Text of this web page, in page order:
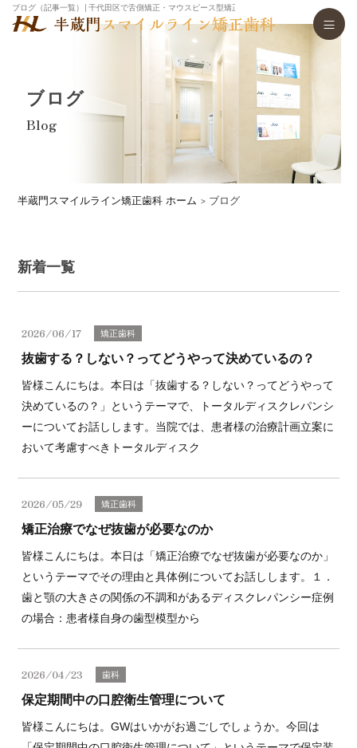
ブログ（記事一覧）│千代田区で舌側矯正・マウスピース型矯正歯科装置（インビザライン）
ブログ
Blog
半蔵門スマイルライン矯正歯科 ホーム ブログ
新着一覧
2026/06/17 矯正歯科
抜歯する？しない？ってどうやって決めているの？
皆様こんにちは。本日は「抜歯する？しない？ってどうやって
決めているの？」というテーマで、トータルディスクレパンシ
ーについてお話しします。当院では、患者様の治療計画立案に
おいて考慮すべきトータルディスク
2026/05/29 矯正歯科
矯正治療でなぜ抜歯が必要なのか
皆様こんにちは。本日は「矯正治療でなぜ抜歯が必要なのか」
というテーマでその理由と具体例についてお話しします。１．
歯と顎の大きさの関係の不調和があるディスクレパンシー症例
の場合：患者様自身の歯型模型から
2026/04/23 歯科
保定期間中の口腔衛生管理について
皆様こんにちは。GWはいかがお過ごしでしょうか。今回は